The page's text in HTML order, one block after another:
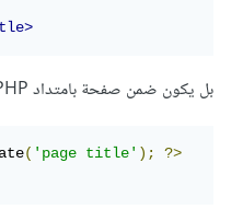
بل يكون ضمن صفحة بامتداد PHP كـ:
('page title');
?>